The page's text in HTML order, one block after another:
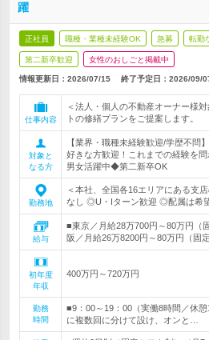
躍
正社員 職種・業種未経験OK 急募 転勤
第二新卒歓迎 女性のおしごと掲載中
情報更新日：2026/07/15 終了予定日： 2026/09/
仕事内容
＜法人・個人の不動産オーナー様
トの修繕プランをご提案します。
対象と
なる方
【業界・職種未経験歓迎/学歴不
好きな方歓迎！これまでの経験を
男女活躍中◆第二新卒OK
勤務地
＜本社、全国各16エリアにある支
なし ◎U・Iターン歓迎 ◎配属は希
給与
■東京／月給28万700円～80万円（
阪／月給26万8200円～80万円（固
初年度
年収
400万円～720万円
勤務
時間
■9：00～19：00（実働8時間／休
に複数回に分けて設け、オンと…